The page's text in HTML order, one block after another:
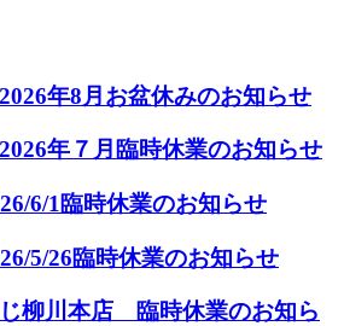
年8月お盆休みのお知らせ
年７月臨時休業のお知らせ
6/1臨時休業のお知らせ
5/26臨時休業のお知らせ
柳川本店 臨時休業のお知ら